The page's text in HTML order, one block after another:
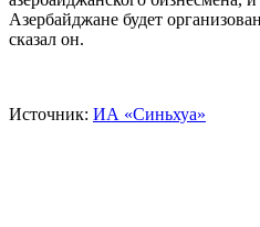
Азербайджане будет
сказал он.
Источник: ИА «Синьхуа»